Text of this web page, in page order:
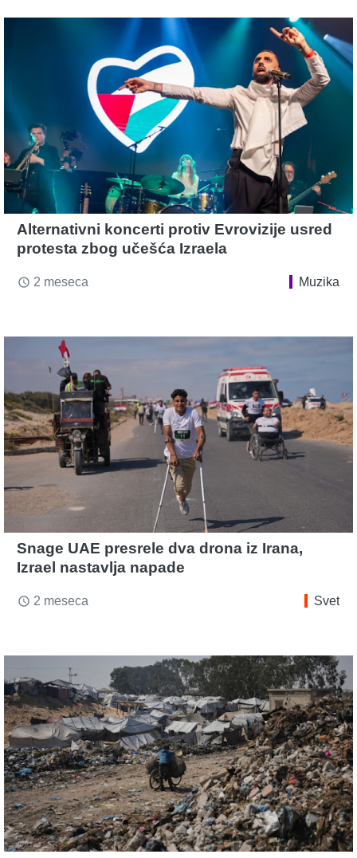
Alternativni koncerti protiv Evrovizije usred
protesta zbog učešća Izraela
access_time 2 meseca Muzika
Snage UAE presrele dva drona iz Irana,
Izrael nastavlja napade
access_time 2 meseca Svet